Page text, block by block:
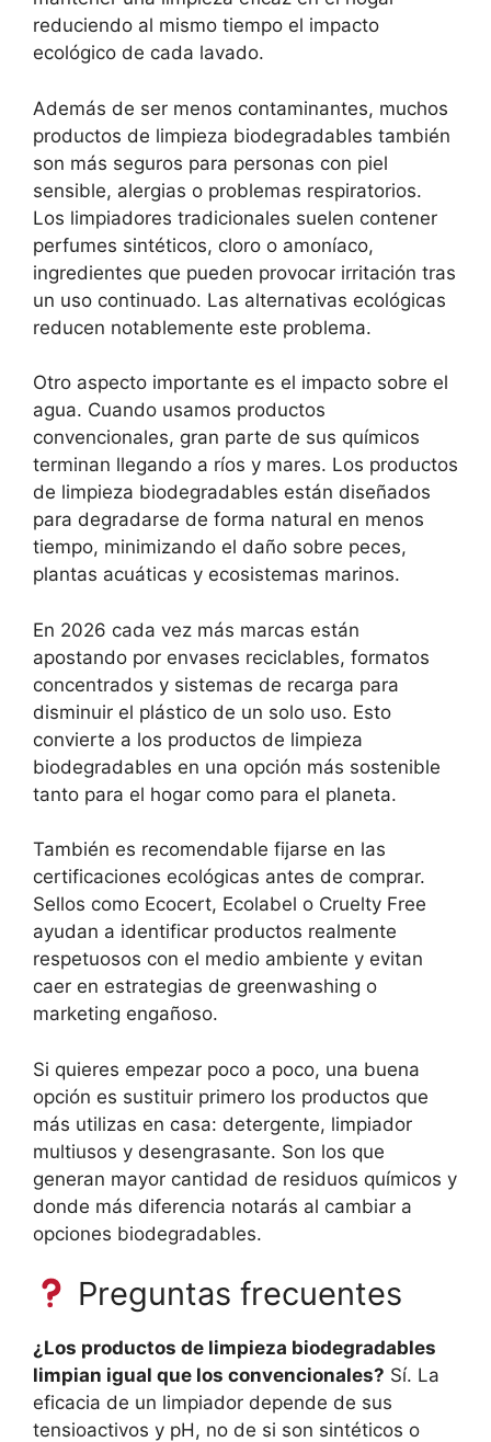
reduciendo al mismo tiempo el impacto
ecológico de cada lavado.
Además de ser menos contaminantes, muchos
productos de limpieza biodegradables también
son más seguros para personas con piel
sensible, alergias o problemas respiratorios.
Los limpiadores tradicionales suelen contener
perfumes sintéticos, cloro o amoníaco,
ingredientes que pueden provocar irritación tras
un uso continuado. Las alternativas ecológicas
reducen notablemente este problema.
Otro aspecto importante es el impacto sobre el
agua. Cuando usamos productos
convencionales, gran parte de sus químicos
terminan llegando a ríos y mares. Los productos
de limpieza biodegradables están diseñados
para degradarse de forma natural en menos
tiempo, minimizando el daño sobre peces,
plantas acuáticas y ecosistemas marinos.
En 2026 cada vez más marcas están
apostando por envases reciclables, formatos
concentrados y sistemas de recarga para
disminuir el plástico de un solo uso. Esto
convierte a los productos de limpieza
biodegradables en una opción más sostenible
tanto para el hogar como para el planeta.
También es recomendable fijarse en las
certificaciones ecológicas antes de comprar.
Sellos como Ecocert, Ecolabel o Cruelty Free
ayudan a identificar productos realmente
respetuosos con el medio ambiente y evitan
caer en estrategias de greenwashing o
marketing engañoso.
Si quieres empezar poco a poco, una buena
opción es sustituir primero los productos que
más utilizas en casa: detergente, limpiador
multiusos y desengrasante. Son los que
generan mayor cantidad de residuos químicos y
donde más diferencia notarás al cambiar a
opciones biodegradables.
Preguntas frecuentes
¿Los productos de limpieza biodegradables
limpian igual que los convencionales? Sí. La
eficacia de un limpiador depende de sus
tensioactivos y pH, no de si son sintéticos o